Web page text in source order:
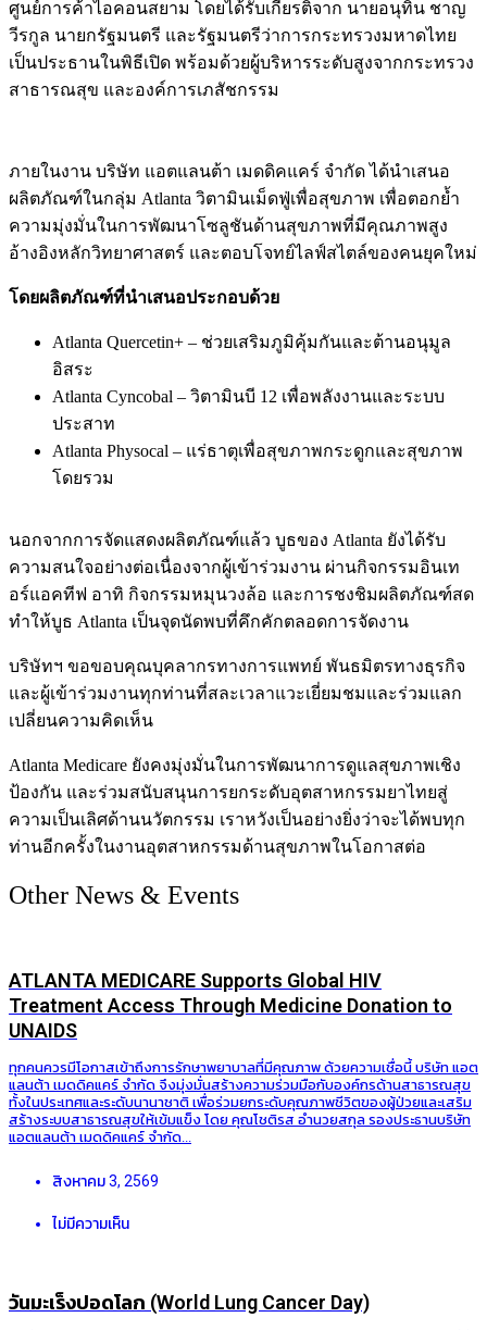
ศูนย์การค้าไอคอนสยาม โดยได้รับเกียรติจาก นายอนุทิน ชาญ
วีรกูล นายกรัฐมนตรี และรัฐมนตรีว่าการกระทรวงมหาดไทย
เป็นประธานในพิธีเปิด พร้อมด้วยผู้บริหารระดับสูงจากกระทรวง
สาธารณสุข และองค์การเภสัชกรรม
ภายในงาน บริษัท แอตแลนต้า เมดดิคแคร์ จำกัด ได้นำเสนอ
ผลิตภัณฑ์ในกลุ่ม Atlanta วิตามินเม็ดฟู่เพื่อสุขภาพ เพื่อตอกย้ำ
ความมุ่งมั่นในการพัฒนาโซลูชันด้านสุขภาพที่มีคุณภาพสูง
อ้างอิงหลักวิทยาศาสตร์ และตอบโจทย์ไลฟ์สไตล์ของคนยุคใหม่
โดยผลิตภัณฑ์ที่นำเสนอประกอบด้วย
Atlanta Quercetin+ – ช่วยเสริมภูมิคุ้มกันและต้านอนุมูล
อิสระ
Atlanta Cyncobal – วิตามินบี 12 เพื่อพลังงานและระบบ
ประสาท
Atlanta Physocal – แร่ธาตุเพื่อสุขภาพกระดูกและสุขภาพ
โดยรวม
นอกจากการจัดแสดงผลิตภัณฑ์แล้ว บูธของ Atlanta ยังได้รับ
ความสนใจอย่างต่อเนื่องจากผู้เข้าร่วมงาน ผ่านกิจกรรมอินเท
อร์แอคทีฟ อาทิ กิจกรรมหมุนวงล้อ และการชงชิมผลิตภัณฑ์สด
ทำให้บูธ Atlanta เป็นจุดนัดพบที่คึกคักตลอดการจัดงาน
บริษัทฯ ขอขอบคุณบุคลากรทางการแพทย์ พันธมิตรทางธุรกิจ
และผู้เข้าร่วมงานทุกท่านที่สละเวลาแวะเยี่ยมชมและร่วมแลก
เปลี่ยนความคิดเห็น
Atlanta Medicare ยังคงมุ่งมั่นในการพัฒนาการดูแลสุขภาพเชิง
ป้องกัน และร่วมสนับสนุนการยกระดับอุตสาหกรรมยาไทยสู่
ความเป็นเลิศด้านนวัตกรรม เราหวังเป็นอย่างยิ่งว่าจะได้พบทุก
ท่านอีกครั้งในงานอุตสาหกรรมด้านสุขภาพในโอกาสต่อ
Other News & Events
ATLANTA MEDICARE Supports Global HIV
Treatment Access Through Medicine Donation to
UNAIDS
ทุกคนควรมีโอกาสเข้าถึงการรักษาพยาบาลที่มีคุณภาพ ด้วยความเชื่อนี้ บริษัท แอต
แลนต้า เมดดิคแคร์ จำกัด จึงมุ่งมั่นสร้างความร่วมมือกับองค์กรด้านสาธารณสุข
ทั้งในประเทศและระดับนานาชาติ เพื่อร่วมยกระดับคุณภาพชีวิตของผู้ป่วยและเสริม
สร้างระบบสาธารณสุขให้เข้มแข็ง โดย คุณโชติรส อำนวยสกุล รองประธานบริษัท
แอตแลนต้า เมดดิคแคร์ จำกัด...
สิงหาคม 3, 2569
ไม่มีความเห็น
วันมะเร็งปอดโลก (World Lung Cancer Day)